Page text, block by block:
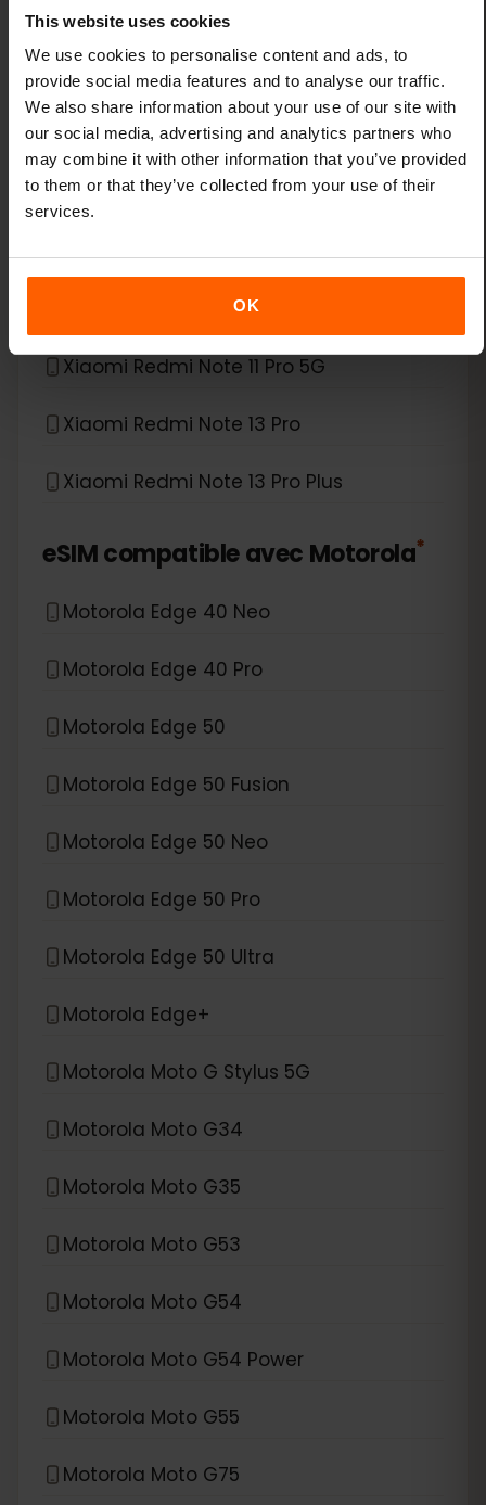
This website uses cookies
We use cookies to personalise content and ads, to
provide social media features and to analyse our traffic.
We also share information about your use of our site with
our social media, advertising and analytics partners who
may combine it with other information that you’ve provided
to them or that they’ve collected from your use of their
services.
OK
Xiaomi 13T Pro
Xiaomi 14
Xiaomi 14 Pro
Xiaomi 14T
Xiaomi 14T Pro
Xiaomi Redmi Note 11 Pro 5G
Xiaomi Redmi Note 13 Pro
Xiaomi Redmi Note 13 Pro Plus
eSIM compatible avec Motorola*
Motorola Edge 40 Neo
Motorola Edge 40 Pro
Motorola Edge 50
Motorola Edge 50 Fusion
Motorola Edge 50 Neo
Motorola Edge 50 Pro
Motorola Edge 50 Ultra
Motorola Edge+
Motorola Moto G Stylus 5G
Motorola Moto G34
Motorola Moto G35
Motorola Moto G53
Motorola Moto G54
Motorola Moto G54 Power
Motorola Moto G55
Motorola Moto G75